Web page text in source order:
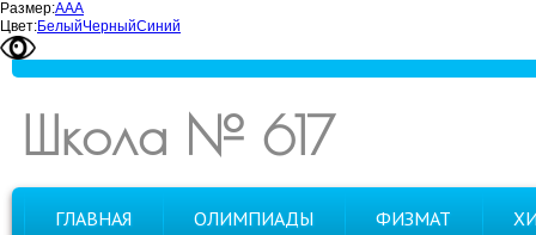
Размер:ААА
Цвет:БелыйЧерныйСиний
Школа № 617
ГЛАВНАЯ ОЛИМПИАДЫ ФИЗМАТ